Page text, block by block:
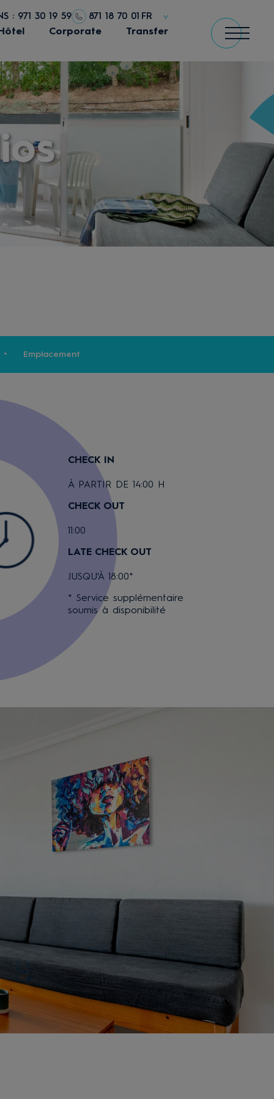
: 971 30 19 59 871 18 70 01 FR
Corporate Transfer
Emplacement
CHECK IN
À PARTIR DE 14:00 H
CHECK OUT
11:00
LATE CHECK OUT
JUSQU'À 18:00*
* Service supplémentaire
soumis à disponibilité